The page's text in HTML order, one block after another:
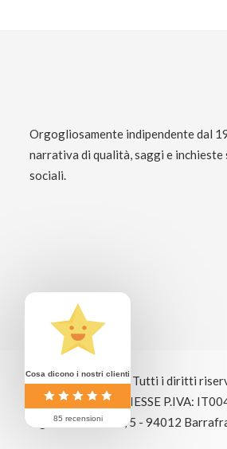
Orgogliosamente indipendente dal
narrativa di qualità, saggi e inchieste
sociali.
© Copyright 2026 Tutti i diritti
EDITRICE BOSE GIESSE P.IVA:
Signole Ritrovato, 5 - 94012
Cosa dicono i nostri clienti
85 recensioni